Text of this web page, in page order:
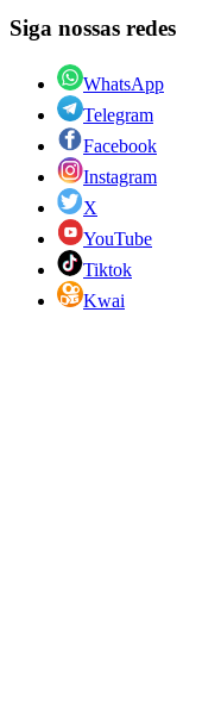
Siga nossas redes
WhatsApp
Telegram
Facebook
Instagram
X
YouTube
Tiktok
Kwai